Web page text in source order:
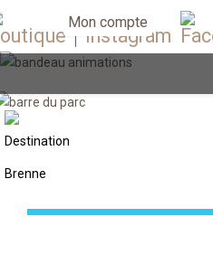
Mon compte